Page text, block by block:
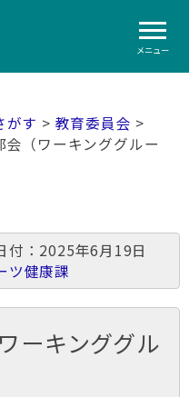
メニュー
がす > 教育委員会 >
会（ワーキンググルー
付：2025年6月19日
ツ健康課
ーキンググル